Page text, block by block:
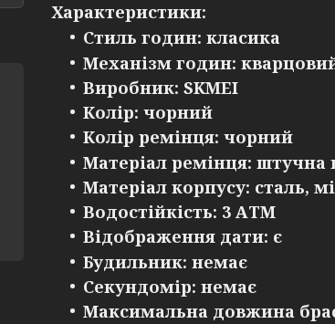
Характеристики:
Стиль годин: класика
Механізм годин:
Виробник: SKMEI
Колір: чорний
Колір ремінця: чорний
Матеріал ремінця: штучна
Матеріал корпусу: сталь,
Водостійкість: 3 АТМ
Відображення дати: є
Будильник: немає
Секундомір: немає
Максимальна довжина